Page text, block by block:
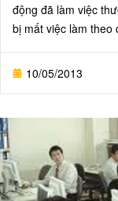
động đã làm việc
bị mất việc làm
bằng 02 tháng tiền
10/05/2013